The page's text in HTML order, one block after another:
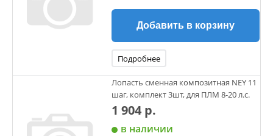
Добавить в корзину
Подробнее
Лопасть сменная композитная NEY 11
шаг, комплект 3шт, для ПЛМ 8-20 л.с.
1 904 р.
в наличии